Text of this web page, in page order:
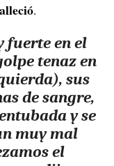
.
fuerte en el
tenaz en
sus
de sangre,
y se
muy mal
el